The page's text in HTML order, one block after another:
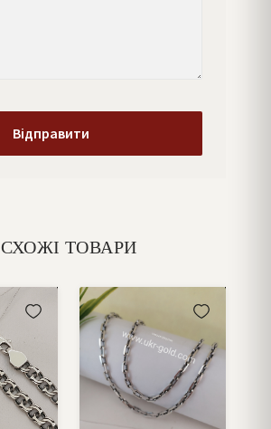
СХОЖІ ТОВАРИ